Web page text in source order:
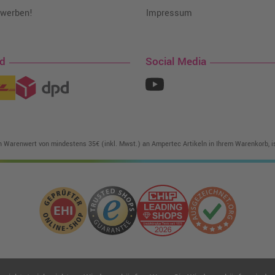
Impressum
Social Media
von mindestens 35€ (inkl. Mwst.) an Ampertec Artikeln in Ihrem Warenkorb,